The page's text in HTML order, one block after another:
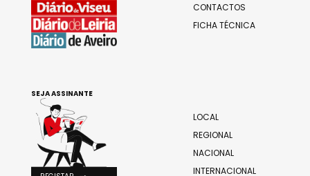
CONTACTOS
FICHA TÉCNICA
LOCAL
REGIONAL
NACIONAL
INTERNACIONAL
SEJA ASSINANTE